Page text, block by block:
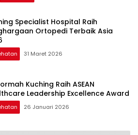
Specialist Hospital Raih
Ortopedi Terbaik Asia
31 Maret 2026
Kuching Raih ASEAN
Leadership Excellence Award
26 Januari 2026